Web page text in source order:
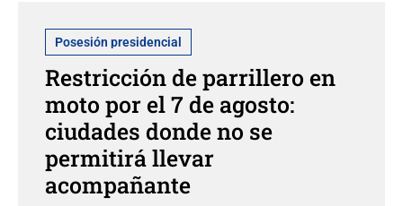
Posesión presidencial
Restricción de parrillero en
moto por el 7 de agosto:
ciudades donde no se
permitirá llevar
acompañante